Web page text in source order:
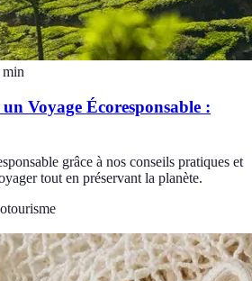
min
Voyage Écoresponsable :
grâce à nos conseils pratiques et
tout en préservant la planète.